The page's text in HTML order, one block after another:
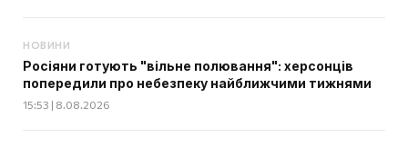
НОВИНИ
Росіяни готують "вільне полювання": херсонців
попередили про небезпеку найближчими тижнями
15:53 | 8.08.2026